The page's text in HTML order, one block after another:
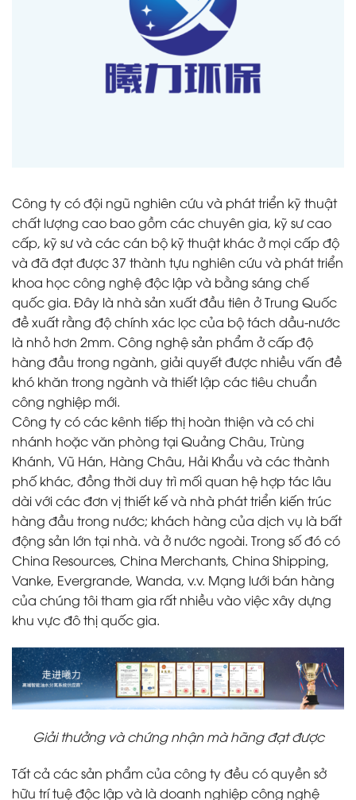
Công ty có đội ngũ nghiên cứu và phát triển kỹ thuật
chất lượng cao bao gồm các chuyên gia, kỹ sư cao
cấp, kỹ sư và các cán bộ kỹ thuật khác ở mọi cấp độ
và đã đạt được 37 thành tựu nghiên cứu và phát triển
khoa học công nghệ độc lập và bằng sáng chế
quốc gia. Đây là nhà sản xuất đầu tiên ở Trung Quốc
đề xuất rằng độ chính xác lọc của bộ tách dầu-nước
là nhỏ hơn 2mm. Công nghệ sản phẩm ở cấp độ
hàng đầu trong ngành, giải quyết được nhiều vấn đề
khó khăn trong ngành và thiết lập các tiêu chuẩn
công nghiệp mới.
Công ty có các kênh tiếp thị hoàn thiện và có chi
nhánh hoặc văn phòng tại Quảng Châu, Trùng
Khánh, Vũ Hán, Hàng Châu, Hải Khẩu và các thành
phố khác, đồng thời duy trì mối quan hệ hợp tác lâu
dài với các đơn vị thiết kế và nhà phát triển kiến ​​trúc
hàng đầu trong nước; khách hàng của dịch vụ là bất
động sản lớn tại nhà. và ở nước ngoài. Trong số đó có
China Resources, China Merchants, China Shipping,
Vanke, Evergrande, Wanda, v.v. Mạng lưới bán hàng
của chúng tôi tham gia rất nhiều vào việc xây dựng
khu vực đô thị quốc gia.
Giải thưởng và chứng nhận mà hãng đạt được
Tất cả các sản phẩm của công ty đều có quyền sở
hữu trí tuệ độc lập và là doanh nghiệp công nghệ